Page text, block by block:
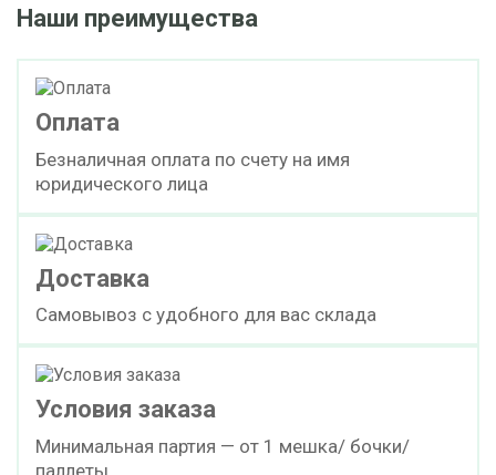
ДОБАВИТЬ В ЗАЯВКУ
Бензоат натрия гранулы
Бензоат натрия порошок
мешок (25 кг)
ДОБАВИТЬ В ЗАЯВКУ
Наши преимущества
Оплата
Безналичная оплата по счету на имя
юридического лица
Доставка
Самовывоз с удобного для вас склада
Условия заказа
Минимальная партия — от 1 мешка/ бочки/
паллеты